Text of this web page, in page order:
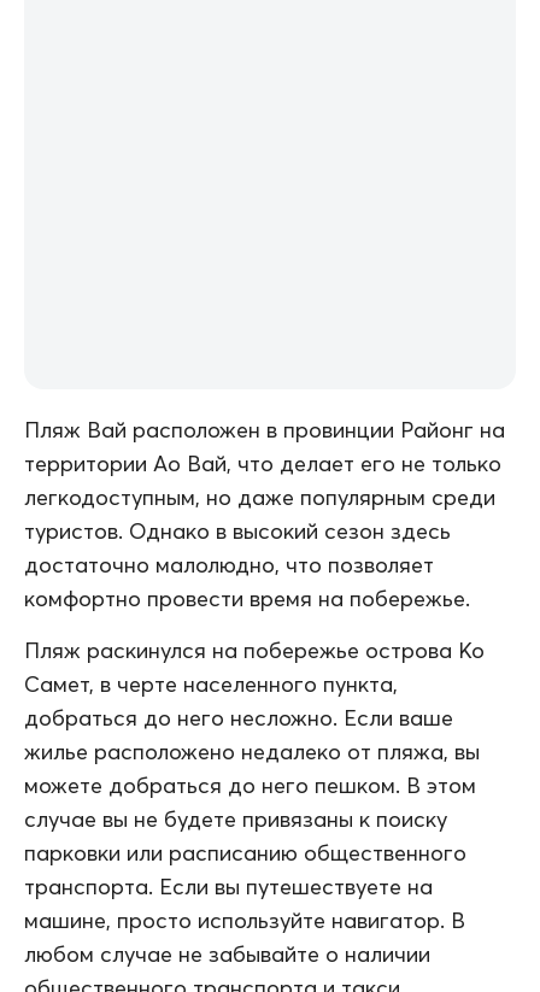
Пляж Вай расположен в провинции Районг на
территории Ао Вай, что делает его не только
легкодоступным, но даже популярным среди
туристов. Однако в высокий сезон здесь
достаточно малолюдно, что позволяет
комфортно провести время на побережье.
Пляж раскинулся на побережье острова Ко
Самет, в черте населенного пункта,
добраться до него несложно. Если ваше
жилье расположено недалеко от пляжа, вы
можете добраться до него пешком. В этом
случае вы не будете привязаны к поиску
парковки или расписанию общественного
транспорта. Если вы путешествуете на
машине, просто используйте навигатор. В
любом случае не забывайте о наличии